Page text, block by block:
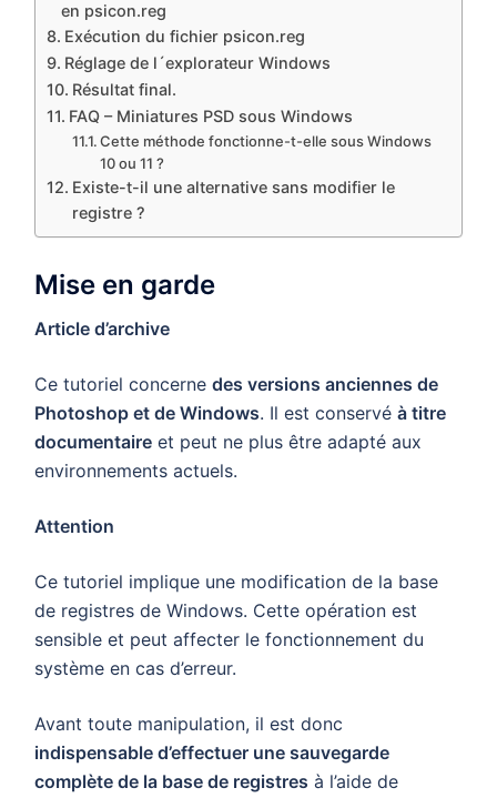
en psicon.reg
Exécution du fichier psicon.reg
Réglage de l´explorateur Windows
Résultat final.
FAQ – Miniatures PSD sous Windows
Cette méthode fonctionne-t-elle sous Windows
10 ou 11 ?
Existe-t-il une alternative sans modifier le
registre ?
Mise en garde
Article d’archive
Ce tutoriel concerne des versions anciennes de
Photoshop et de Windows. Il est conservé à titre
documentaire et peut ne plus être adapté aux
environnements actuels.
Attention
Ce tutoriel implique une modification de la base
de registres de Windows. Cette opération est
sensible et peut affecter le fonctionnement du
système en cas d’erreur.
Avant toute manipulation, il est donc
indispensable d’effectuer une sauvegarde
complète de la base de registres à l’aide de